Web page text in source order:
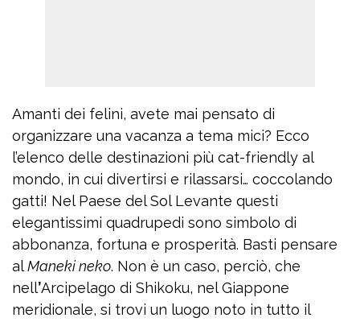
Amanti dei felini, avete mai pensato di
organizzare una vacanza a tema mici? Ecco
l’elenco delle destinazioni più cat-friendly al
mondo, in cui divertirsi e rilassarsi… coccolando
gatti! Nel Paese del Sol Levante questi
elegantissimi quadrupedi sono simbolo di
abbonanza, fortuna e prosperità. Basti pensare
alManeki neko. Non è un caso, perciò, che
nell’Arcipelago di Shikoku, nel Giappone
meridionale, si trovi un luogo noto in tutto il